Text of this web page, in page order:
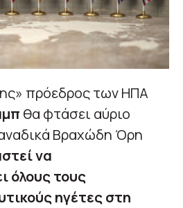
πρόεδρος των ΗΠΑ
θα φτάσει αύριο
Βραχώδη Όρη
να
όλους τους
ηγέτες στη